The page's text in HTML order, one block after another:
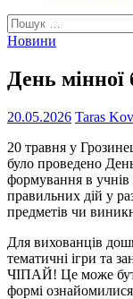
Пошук:
Новини
День мінної
20.05.2026 Taras
20 травня у
було проведено
формування в учнів
правильних дій у
предметів чи
Для вихованців
тематичні ігри та
ЧІПАЙ! Це може
формі